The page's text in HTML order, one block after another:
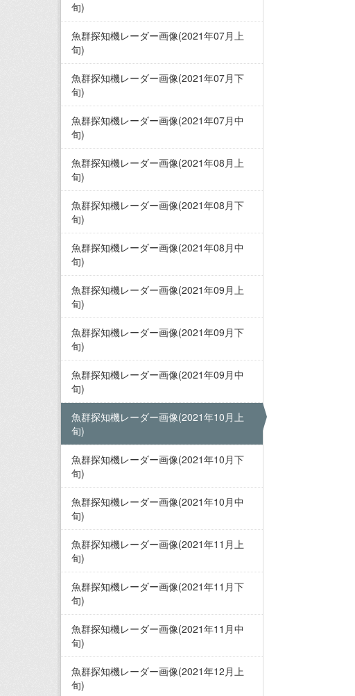
旬)
魚群探知機レーダー画像(2021年07月上
旬)
魚群探知機レーダー画像(2021年07月下
旬)
魚群探知機レーダー画像(2021年07月中
旬)
魚群探知機レーダー画像(2021年08月上
旬)
魚群探知機レーダー画像(2021年08月下
旬)
魚群探知機レーダー画像(2021年08月中
旬)
魚群探知機レーダー画像(2021年09月上
旬)
魚群探知機レーダー画像(2021年09月下
旬)
魚群探知機レーダー画像(2021年09月中
旬)
魚群探知機レーダー画像(2021年10月上
旬)
魚群探知機レーダー画像(2021年10月下
旬)
魚群探知機レーダー画像(2021年10月中
旬)
魚群探知機レーダー画像(2021年11月上
旬)
魚群探知機レーダー画像(2021年11月下
旬)
魚群探知機レーダー画像(2021年11月中
旬)
魚群探知機レーダー画像(2021年12月上
旬)